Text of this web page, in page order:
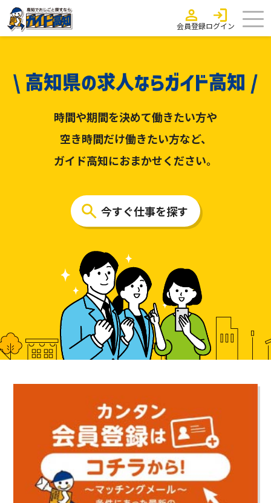
会員登録ログイン
時間や期間を決めて働きたい方や
空き時間だけ働きたい方など、
ガイド高知におまかせください。
今すぐ仕事を探す